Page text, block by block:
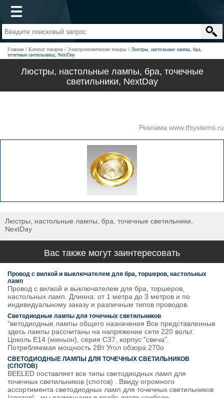
Главная Каталог товаров Электротехнические товары
Люстры, настольные лампы, бра,
точечные светильники, NextDay
Люстры, настольные лампы, бра, точечные
светильники, NextDay
Реклама www.tfsystems.ru
Люстры, настольные лампы, бра, точечные светильники,
NextDay
Вас также могут заинтересовать
Провод с вилкой и выключателем для бра, торшеров, настольных
ламп
Провод с вилкой и выключателем для бра, торшеров,
настольных ламп. Длинна: от 1 метра до 3 метров и по
индивидуальному заказу и различным типов проводов.
Светодиодные лампы для точечных светильников
"ветодиодные лампы общего назначения Все представленные
здесь лампы рассчитаны на напряжение сети 220 вольт.
Цоколь Е14 (миньон), серия С37, корпус "свеча".
Потребляемая мощность 2Вт Угол обзора 270о
СВЕТОДИОДНЫЕ ЛАМПЫ ДЛЯ ТОЧЕЧНЫХ СВЕТИЛЬНИКОВ
(СПОТОВ)
BEELED поставляет все типы светодиодных ламп для
точечных светильников (спотов) . Ввиду огромного
ассортимента светодиодных ламп для точечных светильников